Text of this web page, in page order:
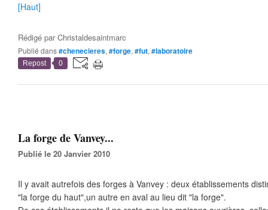
[Haut]
Rédigé parChristaldesaintmarc
Publié dans#chenecieres, #forge, #fut, #laboratoire
Repost 0
La forge de Vanvey...
Publié le 20 Janvier 2010
Il y avait autrefois des forges à Vanvey : deux établissements
"la forge du haut",un autre en aval au lieu dit "la forge".